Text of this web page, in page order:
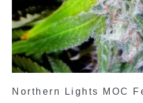
Northern Lights MOC